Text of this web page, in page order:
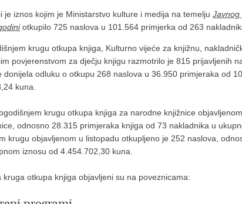
je iznos kojim je Ministarstvo kulture i medija na temelju Javnog
otkupilo 725 naslova u 101.564 primjerka od 263
krugu otkupa knjiga, Kulturno vijeće za knjižnu,
povjerenstvom za dječju knjigu razmotrilo je 815 prijavljenih
donijela odluku o otkupu 268 naslova u 36.950 primjeraka od
kuna.
krugu otkupa knjiga za narodne knjižnice
odnosno 28.315 primjeraka knjiga od 73 nakladnika u
krugu objavljenom u listopadu otkupljeno je 252 naslova,
iznosu od 4.454.702,30 kuna.
otkupa knjiga objavljeni su na poveznicama: